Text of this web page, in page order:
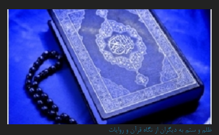
ظلم و ستم به دیگران از نگاه قرآن و روایات